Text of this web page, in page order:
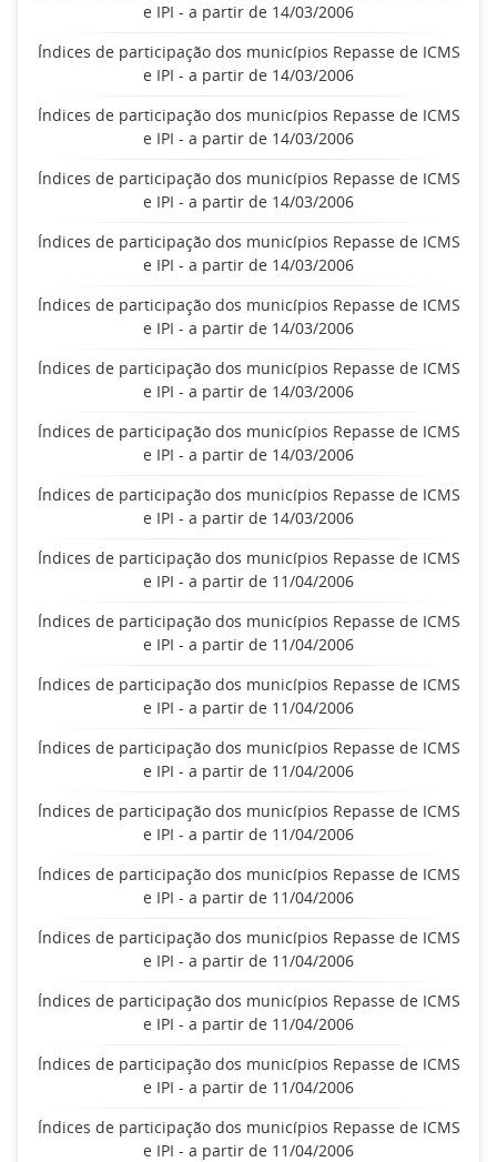
e IPI - a partir de 14/03/2006
Índices de participação dos municípios Repasse de ICMS
e IPI - a partir de 14/03/2006
Índices de participação dos municípios Repasse de ICMS
e IPI - a partir de 14/03/2006
Índices de participação dos municípios Repasse de ICMS
e IPI - a partir de 14/03/2006
Índices de participação dos municípios Repasse de ICMS
e IPI - a partir de 14/03/2006
Índices de participação dos municípios Repasse de ICMS
e IPI - a partir de 14/03/2006
Índices de participação dos municípios Repasse de ICMS
e IPI - a partir de 14/03/2006
Índices de participação dos municípios Repasse de ICMS
e IPI - a partir de 14/03/2006
Índices de participação dos municípios Repasse de ICMS
e IPI - a partir de 14/03/2006
Índices de participação dos municípios Repasse de ICMS
e IPI - a partir de 11/04/2006
Índices de participação dos municípios Repasse de ICMS
e IPI - a partir de 11/04/2006
Índices de participação dos municípios Repasse de ICMS
e IPI - a partir de 11/04/2006
Índices de participação dos municípios Repasse de ICMS
e IPI - a partir de 11/04/2006
Índices de participação dos municípios Repasse de ICMS
e IPI - a partir de 11/04/2006
Índices de participação dos municípios Repasse de ICMS
e IPI - a partir de 11/04/2006
Índices de participação dos municípios Repasse de ICMS
e IPI - a partir de 11/04/2006
Índices de participação dos municípios Repasse de ICMS
e IPI - a partir de 11/04/2006
Índices de participação dos municípios Repasse de ICMS
e IPI - a partir de 11/04/2006
Índices de participação dos municípios Repasse de ICMS
e IPI - a partir de 11/04/2006